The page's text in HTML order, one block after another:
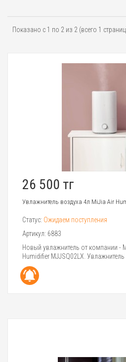
Показано с 1 по 2 из 2 (всего 1
26 500 тг
Увлажнитель воздуха 4л MiJia Air
Статус: Ожидаем поступления
Артикул: 6883
Новый увлажнитель от компании -
Humidifier MJJSQ02LX. Увлажнитель